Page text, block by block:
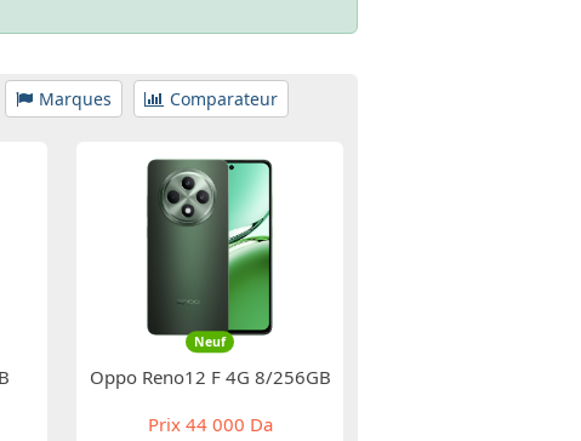
Marques Comparateur
Neuf
Oppo Reno12 F 4G 8/256GB
Prix44 000 Da